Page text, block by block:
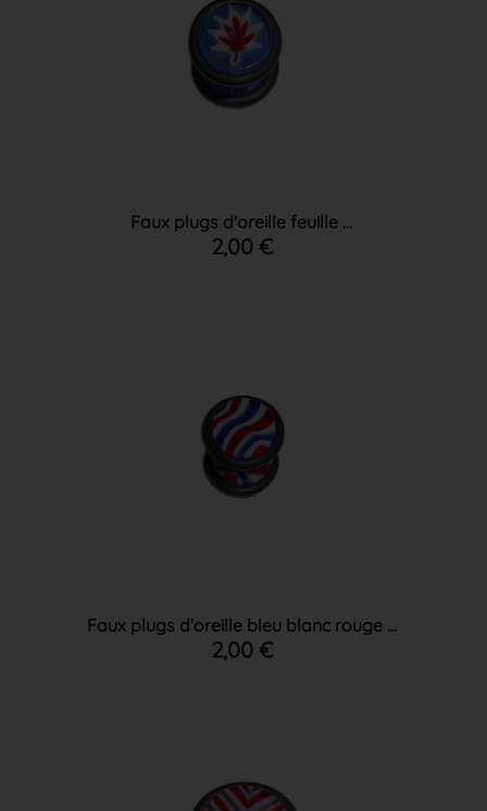
Faux plugs d'oreille feuille ...
2,00 €
Faux plugs d'oreille bleu blanc rouge ...
2,00 €